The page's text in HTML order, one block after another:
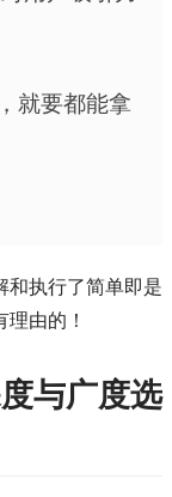
就要都能拿
和执行了简单即是
由的！
与广度选